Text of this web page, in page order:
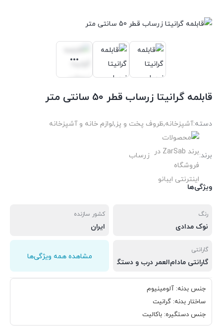
قابلمه گرانیتا زرساب قطر 50 سانتی متر
دسته:آشپزخانه,ظروف پخت و پز,لوازم خانه و آشپزخانه
برند: زرساب
ویژگی‌ها
رنگ
نوک مدادی
کشور سازنده
ایران
گارانتی
گارانتی مادام‌العمر درب و دستگیره زرساب
مشاهده همه ویژگی‌ها
جنس بدنه: آلومینیوم
ساختار بدنه: گرانیت
جنس دستگیره: باکالیت